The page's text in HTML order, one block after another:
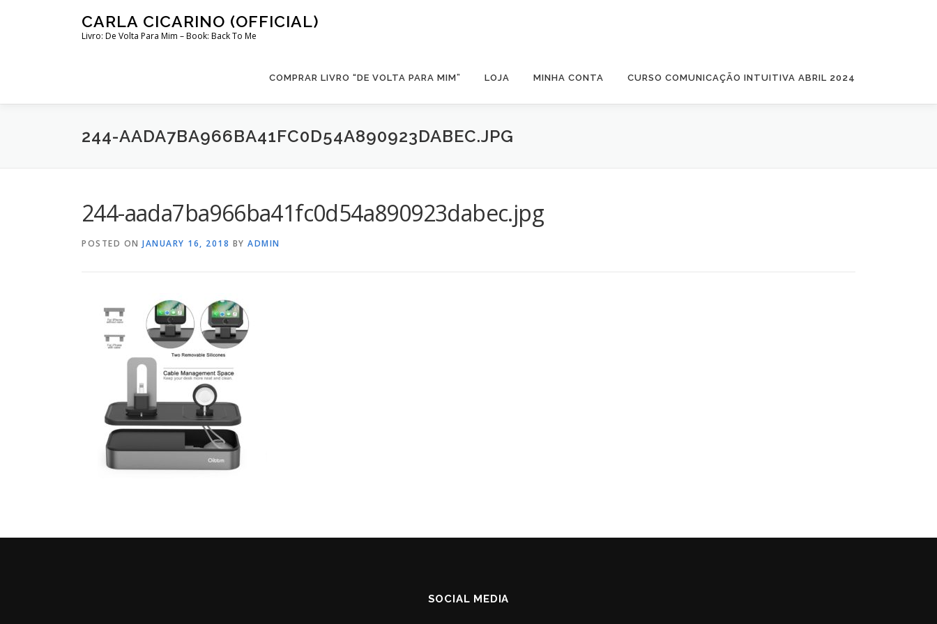
CARLA CICARINO (OFFICIAL)
Livro: De Volta Para Mim – Book: Back To Me
COMPRAR LIVRO “DE VOLTA PARA MIM” LOJA MINHA CONTA CURSO COMUNICAÇÃO INTUITIVA ABRIL 2024
244-AADA7BA966BA41FC0D54A890923DABEC.JPG
244-aada7ba966ba41fc0d54a890923dabec.jpg
POSTED ON JANUARY 16, 2018 BY ADMIN
SOCIAL MEDIA